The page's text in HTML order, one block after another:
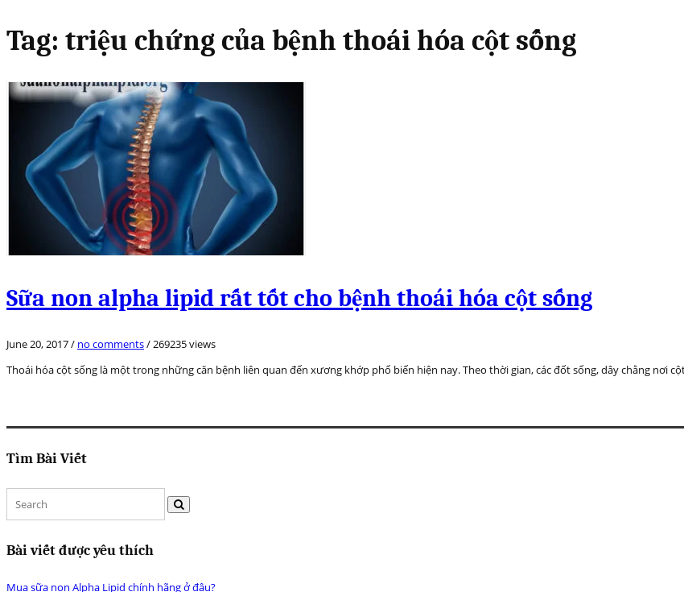
Tag: triệu chứng của bệnh thoái hóa cột sống
Sữa non alpha lipid rất tốt cho bệnh thoái hóa cột sống
June 20, 2017/ no comments/269235 views
Thoái hóa cột sống là một trong những căn bệnh liên quan đến xương khớp phổ biến hiện nay. Theo thời gian, các đốt sống, dây chằng nơi
Tìm Bài Viết
Bài viết được yêu thích
Mua sữa non Alpha Lipid chính hãng ở đâu?